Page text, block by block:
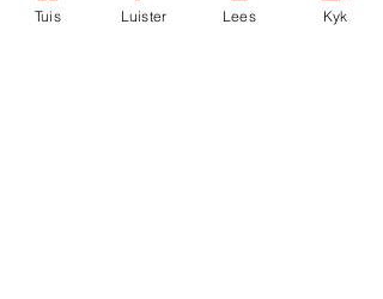
Ekerk Vereniging
Tuis Luister Lees Kyk